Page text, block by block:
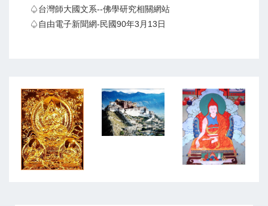
♤台灣師大國文系--佛學研究相關網站
♤自由電子新聞網-民國90年3月13日